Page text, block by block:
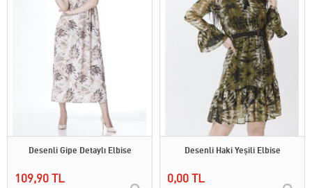
Desenli Gipe Detaylı Elbise
109,90 TL
Desenli Haki Yeşili Elbise
0,00 TL